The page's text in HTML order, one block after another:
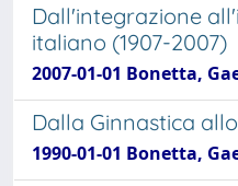
Dall'integrazione
italiano (1907-2007)
2007-01-01 Bonetta,
Dalla Ginnastica
1990-01-01 Bonetta,